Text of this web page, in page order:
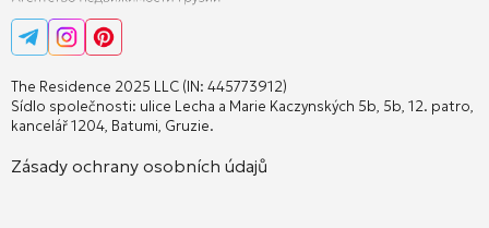
The Residence 2025 LLC (IN: 445773912)
Sídlo společnosti: ulice Lecha a Marie Kaczynských 5b, 5b, 12. patro,
kancelář 1204, Batumi, Gruzie.
Zásady ochrany osobních údajů